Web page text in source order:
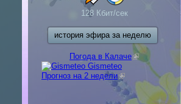
128 Кбит/сек
история эфира за неделю
Погода в Калаче
(внешняя
ссылка)
Gismeteo
Прогноз на 2 недели(внешняя
ссылка)